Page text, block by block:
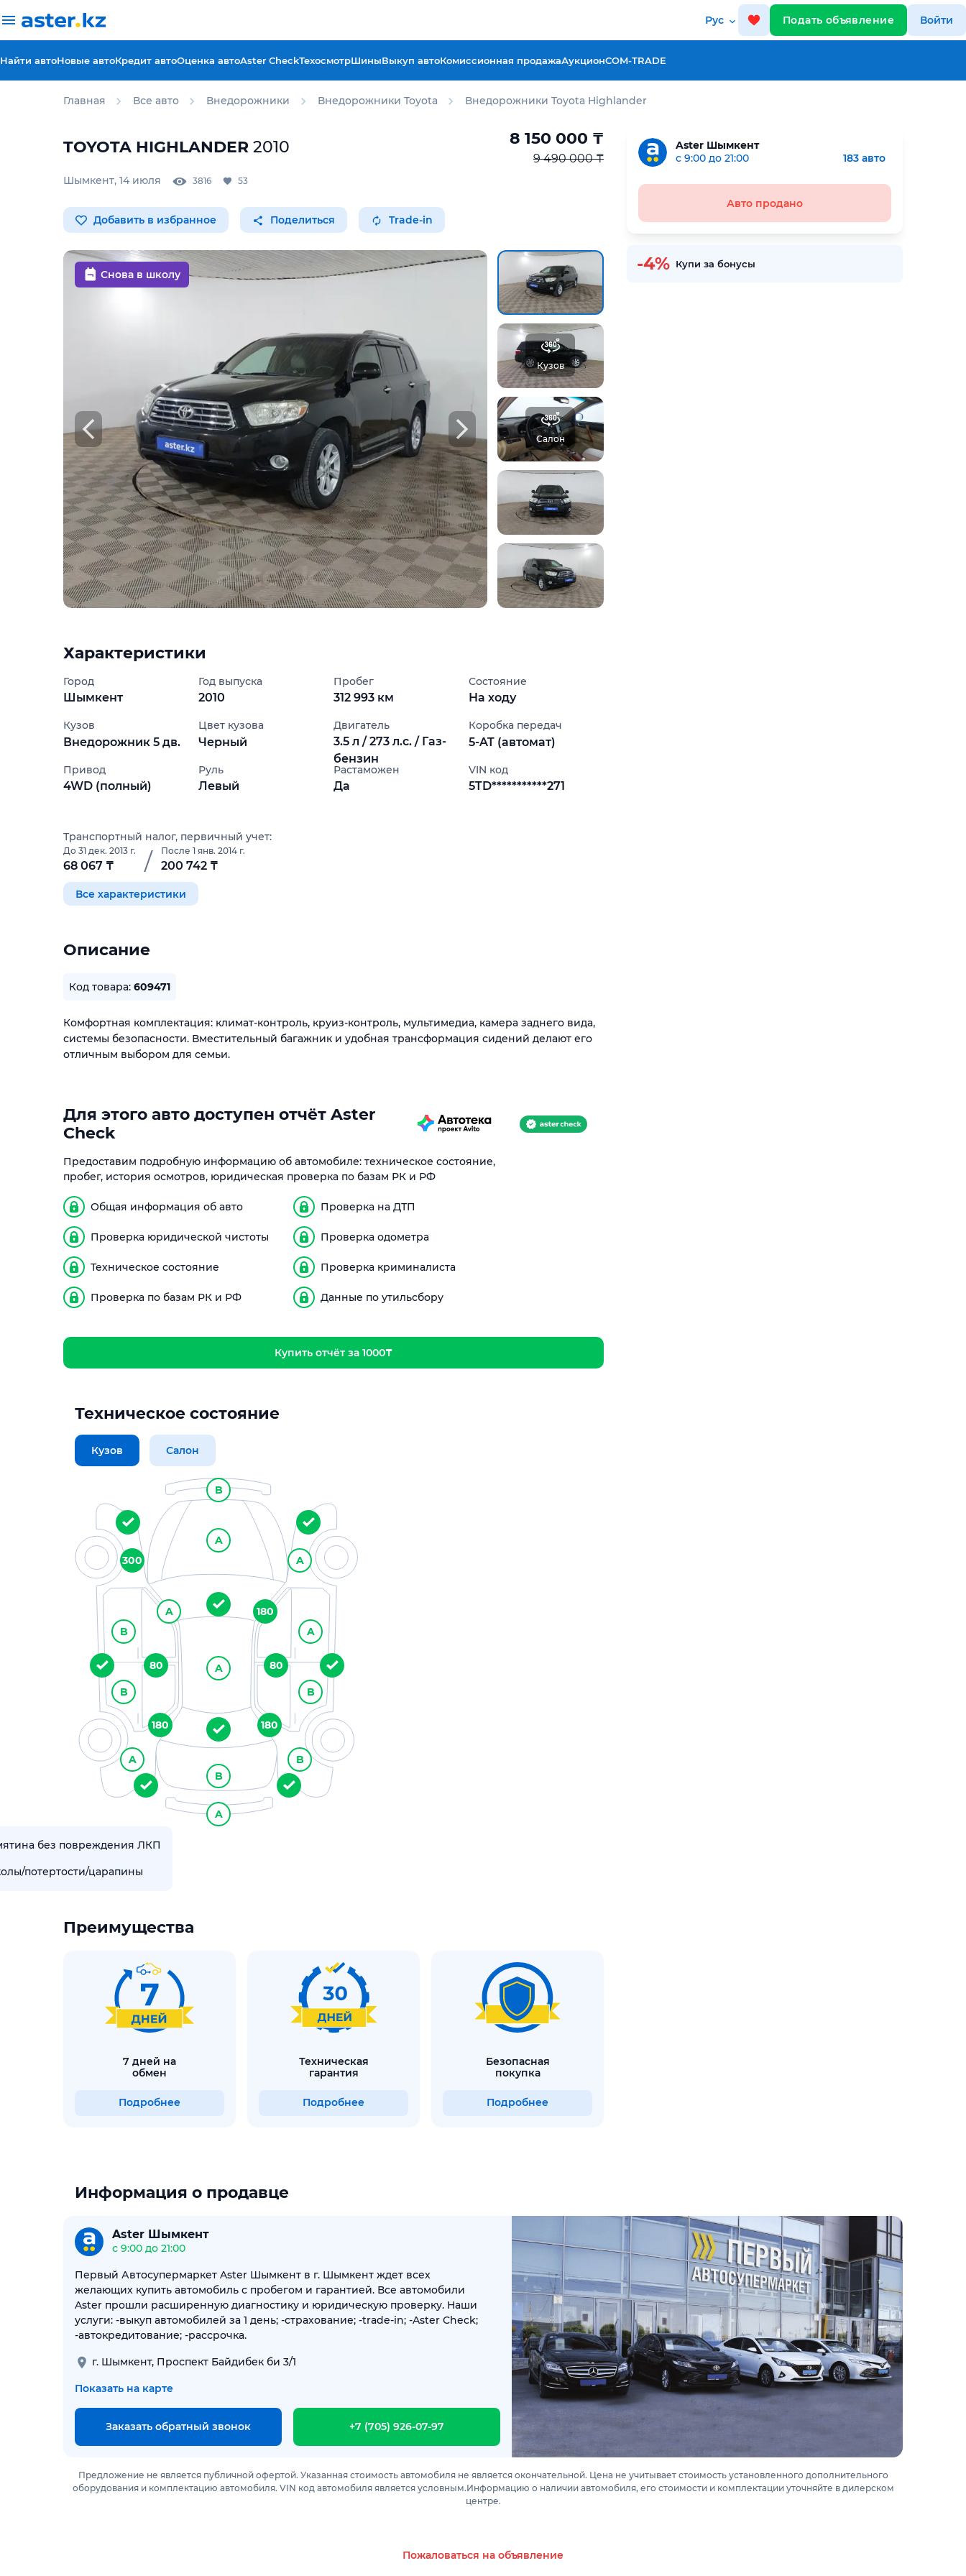
Рус Подать объявление Войти
Найти автоНовые автоКредит автоОценка автоAster CheckТехосмотрШиныВыкуп автоКомиссионная продажаАукционCOM-TRADE
Главная Все авто Внедорожники Внедорожники Toyota Внедорожники Toyota Highlander
TOYOTA HIGHLANDER 2010 8 150 000 ₸
9 490 000 ₸
Шымкент, 14 июля 3816 53
Добавить в избранное Поделиться Trade-in
Снова в школу
Для этого авто доступен отчёт Aster
Предоставим подробную информацию об автомобиле:
техническое состояние, пробег, история осмотров,
юридическая проверка по базам РК и РФ
Техническое состояние
Проверка одометра
Проверка криминалиста
Данные по утильсбору
Купить отчёт за 1000₸ Посмотреть пример отчета
Кузов
Салон
Характеристики
Город
Шымкент
Год выпуска
2010
Пробег
312 993 км
Состояние
На ходу
Кузов
Внедорожник 5 дв.
Цвет кузова
Черный
Двигатель
3.5 л / 273 л.с. / Газ-
бензин
Коробка передач
5-AT (автомат)
Привод
4WD (полный)
Руль
Левый
Растаможен
Да
VIN код
5TD***********271
Транспортный налог, первичный учет:
До 31 дек. 2013 г.
68 067 ₸ / После 1 янв. 2014 г.
200 742 ₸
Все характеристики
Описание
Код товара: 609471
Комфортная комплектация: климат-контроль, круиз-контроль, мультимедиа, камера заднего вида,
системы безопасности. Вместительный багажник и удобная трансформация сидений делают его
отличным выбором для семьи.
Для этого авто доступен отчёт Aster
Check
Предоставим подробную информацию об автомобиле: техническое состояние,
пробег, история осмотров, юридическая проверка по базам РК и РФ
Общая информация об авто Проверка на ДТП
Проверка юридической чистоты Проверка одометра
Техническое состояние Проверка криминалиста
Проверка по базам РК и РФ Данные по утильсбору
Купить отчёт за 1000₸
Техническое состояние
Кузов Салон
B
A
A
B
A
300
A
B
80
B
180
A
A
180
A
80
B
180
B
без повреждения ЛКП
потертости/царапины
Преимущества
7 дней на
обмен
Подробнее
техническая
гарантия
Подробнее
безопасная
покупка
Подробнее
Aster Шымкент
с 9:00 до 21:00
183 авто
Авто продано
-4% Купи за бонусы
Информация о продавце
Aster Шымкент
с 9:00 до 21:00
Первый Автосупермаркет Aster Шымкент в г. Шымкент ждет всех
желающих купить автомобиль с пробегом и гарантией. Все автомобили
Aster прошли расширенную диагностику и юридическую проверку. Наши
услуги: -выкуп автомобилей за 1 день; -страхование; -trade-in; -Aster Check;
-автокредитование; -рассрочка.
г. Шымкент, Проспект Байдибек би 3/1
Показать на карте
Заказать обратный звонок +7 (705) 926-07-97
Предложение не является публичной офертой. Указанная стоимость автомобиля не является окончательной. Цена не учитывает стоимость установленного дополнительного
оборудования и комплектацию автомобиля. VIN код автомобиля является условным.Информацию о наличии автомобиля, его стоимости и комплектации уточняйте в дилерском
центре.
Пожаловаться на объявление